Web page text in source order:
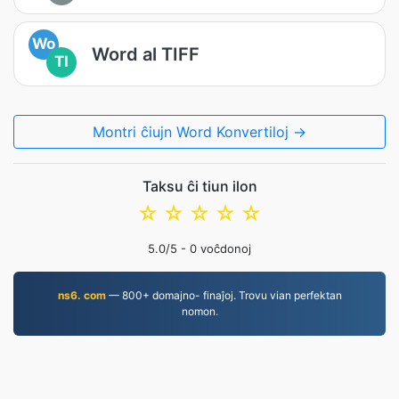
Wo
TI
Word al TIFF
Montri ĉiujn Word Konvertiloj →
Taksu ĉi tiun ilon
☆
☆
☆
☆
☆
5.0/5 - 0 voĉdonoj
ns6. com— 800+ domajno- finaĵoj. Trovu vian perfektan
nomon.